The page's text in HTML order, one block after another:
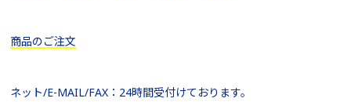
商品のご注文
ネット/E-MAIL/FAX：24時間受付けております。